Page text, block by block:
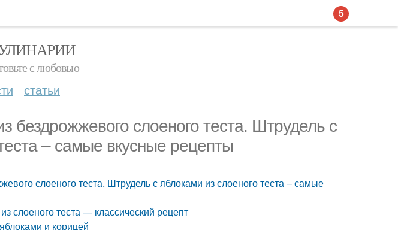
с любовью
статьи
бездрожжевого слоеного теста. Штрудель с
– самые вкусные рецепты
слоеного теста. Штрудель с яблоками из слоеного теста – самые
слоеного теста — классический рецепт
и корицей
5